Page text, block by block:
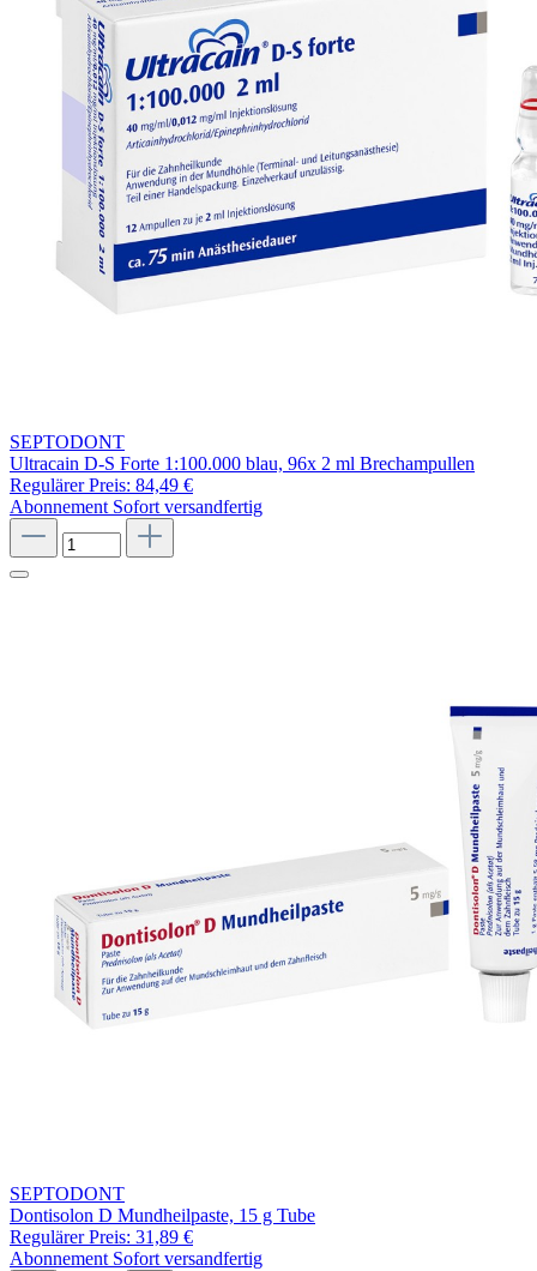
SEPTODONT
Ultracain D-S Forte 1:100.000 blau, 96x 2 ml Brechampullen
Regulärer Preis: 84,49 €
Abonnement Sofort versandfertig
SEPTODONT
Dontisolon D Mundheilpaste, 15 g Tube
Regulärer Preis: 31,89 €
Abonnement Sofort versandfertig